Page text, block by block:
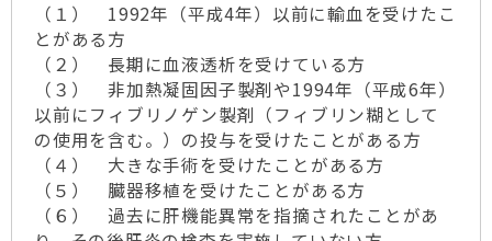
（１） 1992年（平成4年）以前に輸血を受けたこ
とがある方
（２） 長期に血液透析を受けている方
（３） 非加熱凝固因子製剤や1994年（平成6年）
以前にフィブリノゲン製剤（フィブリン糊として
の使用を含む。）の投与を受けたことがある方
（４） 大きな手術を受けたことがある方
（５） 臓器移植を受けたことがある方
（６） 過去に肝機能異常を指摘されたことがあ